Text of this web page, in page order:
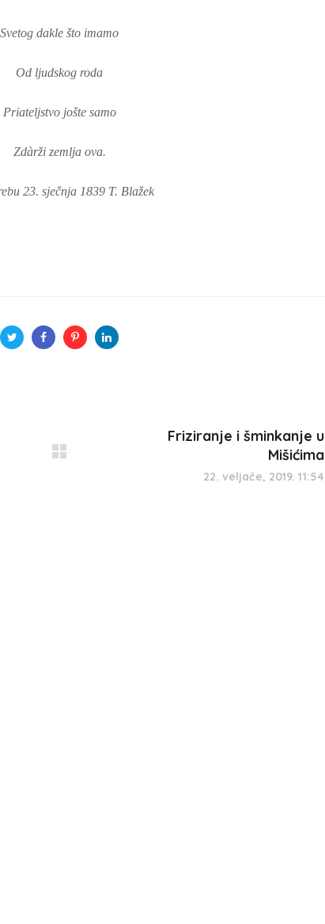
Svetog dakle što imamo
Od ljudskog roda
Priateljstvo jošte samo
Zdàrži zemlja ova.
23. sječnja 1839 T. Blažek
Friziranje i šminkanje u
Mišićima
22. veljače, 2019. 11:54